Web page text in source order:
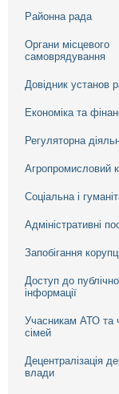
Районна рада
Органи місцевого
самоврядування
Довідник установ
Економіка та
Регуляторна
Агропромисловий
Соціальна і
Адміністративні
Запобігання
Доступ до
інформації
Учасникам АТО та
сімей
Децентралізація
влади